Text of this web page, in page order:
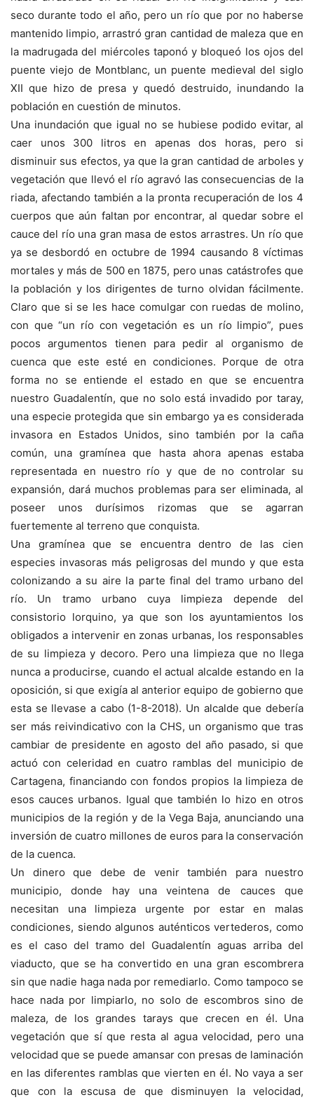
seco durante todo el año, pero un río que por no haberse
mantenido limpio, arrastró gran cantidad de maleza que en
la madrugada del miércoles taponó y bloqueó los ojos del
puente viejo de Montblanc, un puente medieval del siglo
XII que hizo de presa y quedó destruido, inundando la
población en cuestión de minutos.
Una inundación que igual no se hubiese podido evitar, al
caer unos 300 litros en apenas dos horas, pero si
disminuir sus efectos, ya que la gran cantidad de arboles y
vegetación que llevó el río agravó las consecuencias de la
riada, afectando también a la pronta recuperación de los 4
cuerpos que aún faltan por encontrar, al quedar sobre el
cauce del río una gran masa de estos arrastres. Un río que
ya se desbordó en octubre de 1994 causando 8 víctimas
mortales y más de 500 en 1875, pero unas catástrofes que
la población y los dirigentes de turno olvidan fácilmente.
Claro que si se les hace comulgar con ruedas de molino,
con que “un río con vegetación es un río limpio”, pues
pocos argumentos tienen para pedir al organismo de
cuenca que este esté en condiciones. Porque de otra
forma no se entiende el estado en que se encuentra
nuestro Guadalentín, que no solo está invadido por taray,
una especie protegida que sin embargo ya es considerada
invasora en Estados Unidos, sino también por la caña
común, una gramínea que hasta ahora apenas estaba
representada en nuestro río y que de no controlar su
expansión, dará muchos problemas para ser eliminada, al
poseer unos durísimos rizomas que se agarran
fuertemente al terreno que conquista.
Una gramínea que se encuentra dentro de las cien
especies invasoras más peligrosas del mundo y que esta
colonizando a su aire la parte final del tramo urbano del
río. Un tramo urbano cuya limpieza depende del
consistorio lorquino, ya que son los ayuntamientos los
obligados a intervenir en zonas urbanas, los responsables
de su limpieza y decoro. Pero una limpieza que no llega
nunca a producirse, cuando el actual alcalde estando en la
oposición, si que exigía al anterior equipo de gobierno que
esta se llevase a cabo (1-8-2018). Un alcalde que debería
ser más reivindicativo con la CHS, un organismo que tras
cambiar de presidente en agosto del año pasado, si que
actuó con celeridad en cuatro ramblas del municipio de
Cartagena, financiando con fondos propios la limpieza de
esos cauces urbanos. Igual que también lo hizo en otros
municipios de la región y de la Vega Baja, anunciando una
inversión de cuatro millones de euros para la conservación
de la cuenca.
Un dinero que debe de venir también para nuestro
municipio, donde hay una veintena de cauces que
necesitan una limpieza urgente por estar en malas
condiciones, siendo algunos auténticos vertederos, como
es el caso del tramo del Guadalentín aguas arriba del
viaducto, que se ha convertido en una gran escombrera
sin que nadie haga nada por remediarlo. Como tampoco se
hace nada por limpiarlo, no solo de escombros sino de
maleza, de los grandes tarays que crecen en él. Una
vegetación que sí que resta al agua velocidad, pero una
velocidad que se puede amansar con presas de laminación
en las diferentes ramblas que vierten en él. No vaya a ser
que con la escusa de que disminuyen la velocidad,